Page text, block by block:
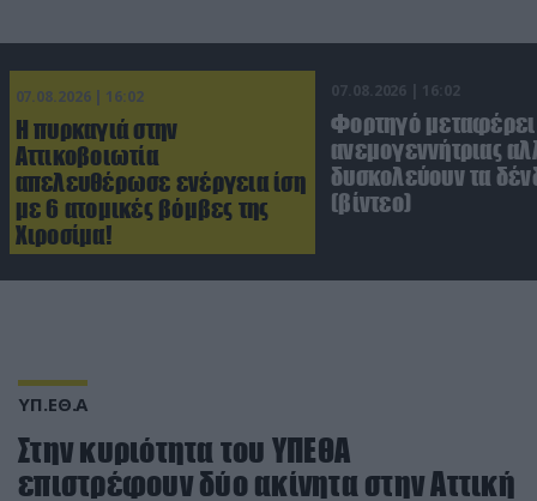
07.08.2026 | 16:02
Η πυρκαγιά στην
Αττικοβοιωτία
απελευθέρωσε ενέργεια ίση
με 6 ατομικές βόμβες της
Χιροσίμα!
07.08.2026 | 16:02
Φορτηγό μεταφέρει
ανεμογεννήτριας
δυσκολεύουν τα
(βίντεο)
ΥΠ.ΕΘ.Α
Στην κυριότητα του ΥΠΕΘΑ
επιστρέφουν δύο ακίνητα στην Αττική